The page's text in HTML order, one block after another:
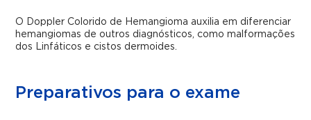
O Doppler Colorido de Hemangioma auxilia em diferenciar
hemangiomas de outros diagnósticos, como malformações
dos Linfáticos e cistos dermoides.
Preparativos para o exame